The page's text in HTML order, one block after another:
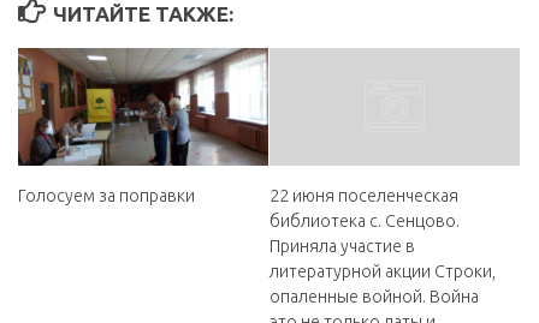
ЧИТАЙТЕ ТАКЖЕ:
Голосуем за поправки
️22 июня поселенческая
библиотека с. Сенцово.
Приняла участие в
литературной акции Строки,
опаленные войной. Война